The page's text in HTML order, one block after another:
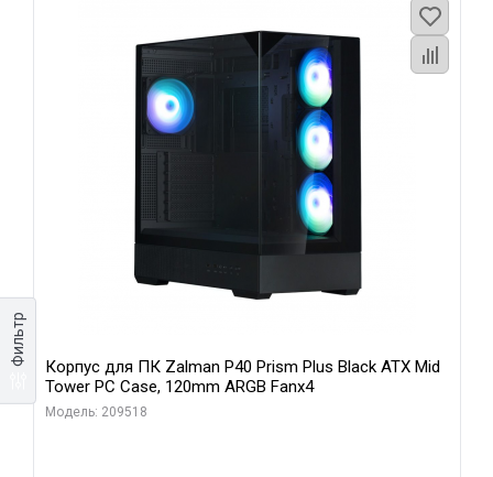
Фильтр
Корпус для ПК Zalman P40 Prism Plus Black ATX Mid
Tower PC Case, 120mm ARGB Fanx4
Модель: 209518